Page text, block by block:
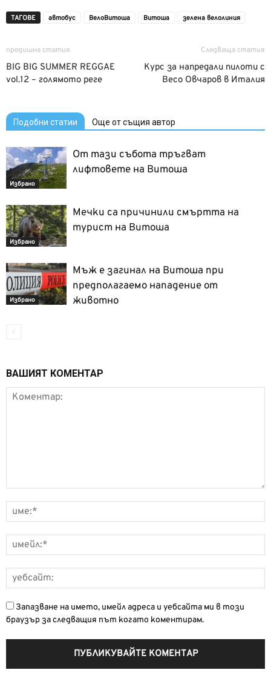
ТАГОВЕ автобус ВелоВитоша Витоша зелена велолиния
предишна статия
BIG BIG SUMMER REGGAE
vol.12 – голямото реге
Следваща статия
Курс за напредали пилоти с
Весо Овчаров в Италия
Подобни статии Още от същия автор
Избрано
От тази събота тръгват
лифтовете на Витоша
Избрано
Мечки са причинили смъртта на
турист на Витоша
Избрано
Мъж е загинал на Витоша при
предполагаемо нападение от
животно
ВАШИЯТ КОМЕНТАР
Запазване на името, имейл адреса и уебсайта ми в този
браузър за следващия път когато коментирам.